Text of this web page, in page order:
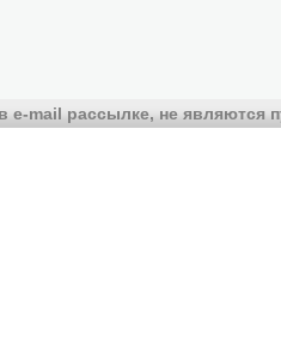
e-mail рассылке, не являются